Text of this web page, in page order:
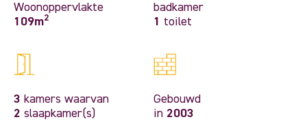
Woonoppervlakte
109m2
badkamer
1
toilet
3 kamers waarvan
2 slaapkamer(s)
Gebouwd
in 2003